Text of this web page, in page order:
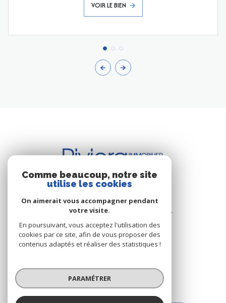
VOIR LE BIEN
BUREAU DE CAVALAIRE
Les Résidence du Port - Rue du Port
83240 Cavalaire-sur-Mer
+33.(0)4.94.64.66.53
+33.(0)6.03.00.02.28
riviera.immobilier@wanadoo.fr
Comme beaucoup, notre site
utilise les cookies
On aimerait vous accompagner pendant
votre visite.
En poursuivant, vous acceptez l'utilisation des
cookies par ce site, afin de vous proposer des
contenus adaptés et réaliser des statistiques !
PARAMÉTRER